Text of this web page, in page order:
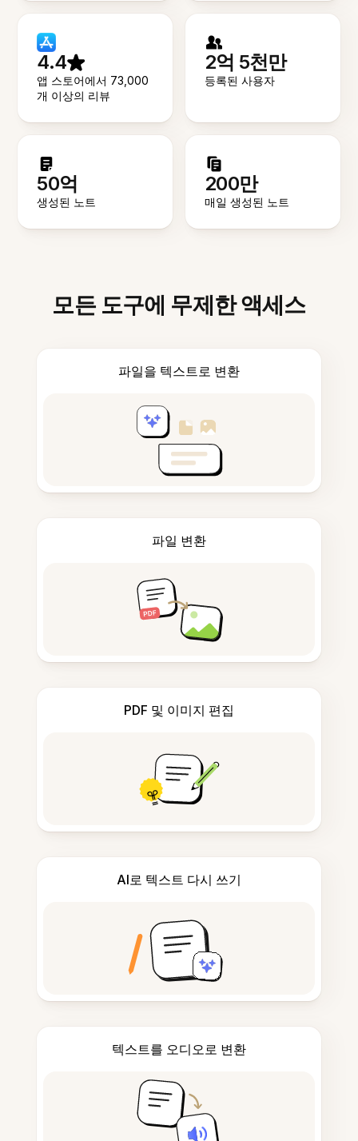
4.4
앱 스토어에서 73,000
개 이상의 리뷰
2억 5천만
등록된 사용자
50억
생성된 노트
200만
매일 생성된 노트
모든 도구에 무제한 액세스
파일을 텍스트로 변환
파일 변환
PDF 및 이미지 편집
AI로 텍스트 다시 쓰기
텍스트를 오디오로 변환